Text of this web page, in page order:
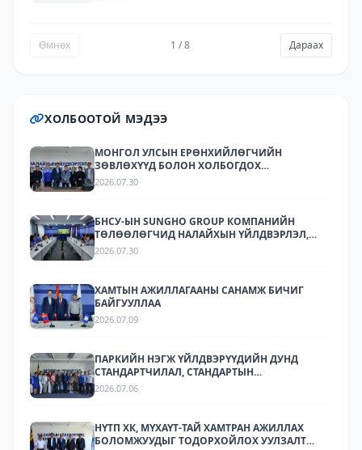
Өмнөх 1 / 8 Дараах
ХОЛБООТОЙ МЭДЭЭ
МОНГОЛ УЛСЫН ЕРӨНХИЙЛӨГЧИЙН
ЗӨВЛӨХҮҮД БОЛОН ХОЛБОГДОХ
БАЙГУУЛЛАГУУДЫН ТӨЛӨӨЛӨЛ НАЛАЙХЫН
2026.07.30
БНСУ-ЫН SUNGHO GROUP КОМПАНИЙН
ТӨЛӨӨЛӨГЧИД НАЛАЙХЫН ҮЙЛДВЭРЛЭЛ,
ТЕХНОЛОГИЙН ПАРКТ АЖИЛЛАЛАА.
2026.07.30
ХАМТЫН АЖИЛЛАГААНЫ САНАМЖ БИЧИГ
БАЙГУУЛЛАА
2026.07.09
ПАРКИЙН НЭГЖ ҮЙЛДВЭРҮҮДИЙН ДУНД
СТАНДАРТЧИЛАЛ, СТАНДАРТЫН
ХЭРЭГЖИЛТИЙН ТАЛААР СУРГАЛТ,
2026.07.06
НҮТП ХК, МҮХАҮТ-ТАЙ ХАМТРАН АЖИЛЛАХ
БОЛОМЖУУДЫГ ТОДОРХОЙЛОХ УУЛЗАЛТ